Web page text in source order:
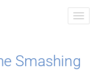
ברר
ניווט
Smashing